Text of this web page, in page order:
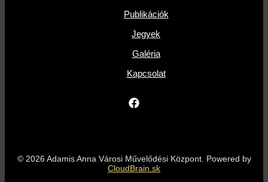
Publikációk
Jegyek
Galéria
Kapcsolat
© 2026 Adamis Anna Városi Művelődési Központ. Powered by
CloudBrain.sk